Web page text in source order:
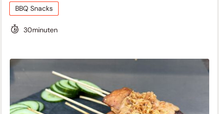
BBQ Snacks
30minuten